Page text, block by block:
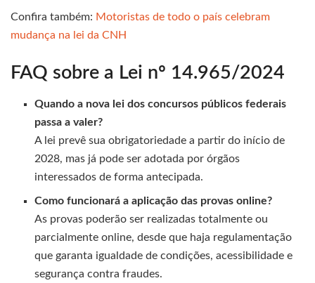
Confira também: Motoristas de todo o país celebram
mudança na lei da CNH
FAQ sobre a Lei nº 14.965/2024
Quando a nova lei dos concursos públicos federais
passa a valer?
A lei prevê sua obrigatoriedade a partir do início de
2028, mas já pode ser adotada por órgãos
interessados de forma antecipada.
Como funcionará a aplicação das provas online?
As provas poderão ser realizadas totalmente ou
parcialmente online, desde que haja regulamentação
que garanta igualdade de condições, acessibilidade e
segurança contra fraudes.